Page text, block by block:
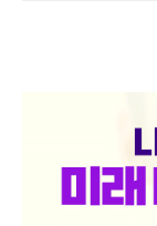
오늘의 운세